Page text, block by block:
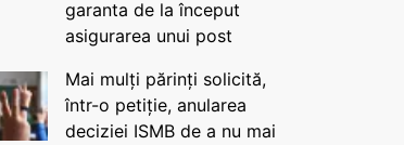
garanta de la început
asigurarea unui post
Mai mulți părinți solicită,
într-o petiție, anularea
deciziei ISMB de a nu mai